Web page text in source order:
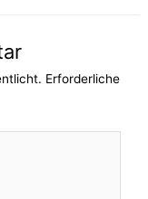
Erforderliche